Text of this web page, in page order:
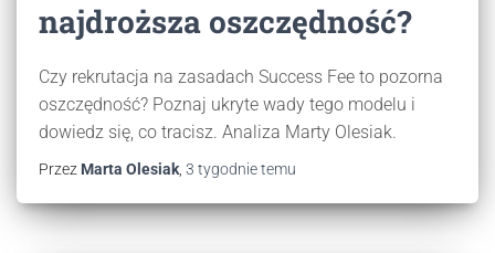
najdroższa oszczędność?
Czy rekrutacja na zasadach Success Fee to pozorna
oszczędność? Poznaj ukryte wady tego modelu i
dowiedz się, co tracisz. Analiza Marty Olesiak.
Przez Marta Olesiak 3 tygodnietemu